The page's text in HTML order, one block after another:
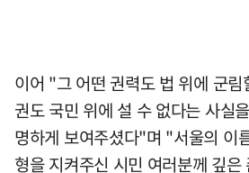
이어 "그 어떤 권력도 법 위에 군림
권도 국민 위에 설 수 없다는 사실
명하게 보여주셨다"며 "서울의 이
형을 지켜주신 시민 여러분께 깊